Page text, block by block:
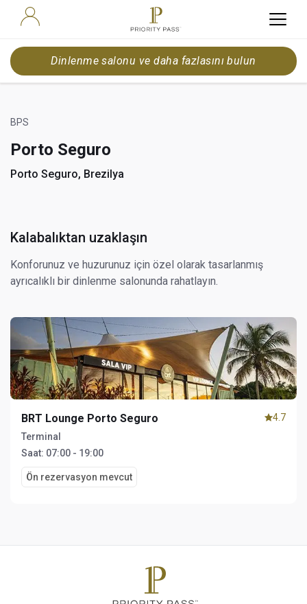
Dinlenme salonu ve daha fazlasını bulun
BPS
Porto Seguro
Porto Seguro, Brezilya
Kalabalıktan uzaklaşın
Konforunuz ve huzurunuz için özel olarak tasarlanmış
ayrıcalıklı bir dinlenme salonunda rahatlayın.
BRT Lounge Porto Seguro
Terminal
Saat: 07:00 - 19:00
Ön rezervasyon mevcut
4.7